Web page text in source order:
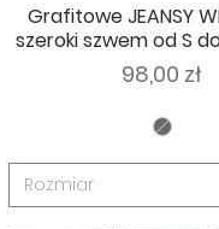
Grafitowe JEANSY
szeroki szwem od S
Cena
98,00 zł
Rozmiar